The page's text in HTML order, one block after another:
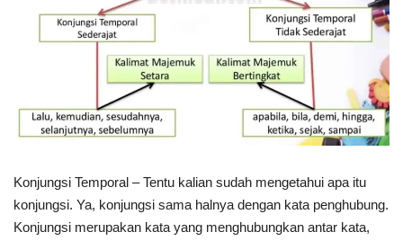
Konjungsi Temporal – Tentu kalian sudah mengetahui apa itu
konjungsi. Ya, konjungsi sama halnya dengan kata penghubung.
Konjungsi merupakan kata yang menghubungkan antar kata,